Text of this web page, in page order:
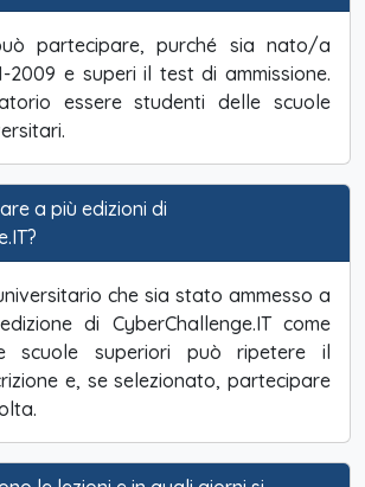
partecipare, purché sia nato/a
2009 e superi il test di ammissione.
essere studenti delle scuole
a più edizioni di
che sia stato ammesso a
di CyberChallenge.IT come
scuole superiori può ripetere il
e, se selezionato, partecipare